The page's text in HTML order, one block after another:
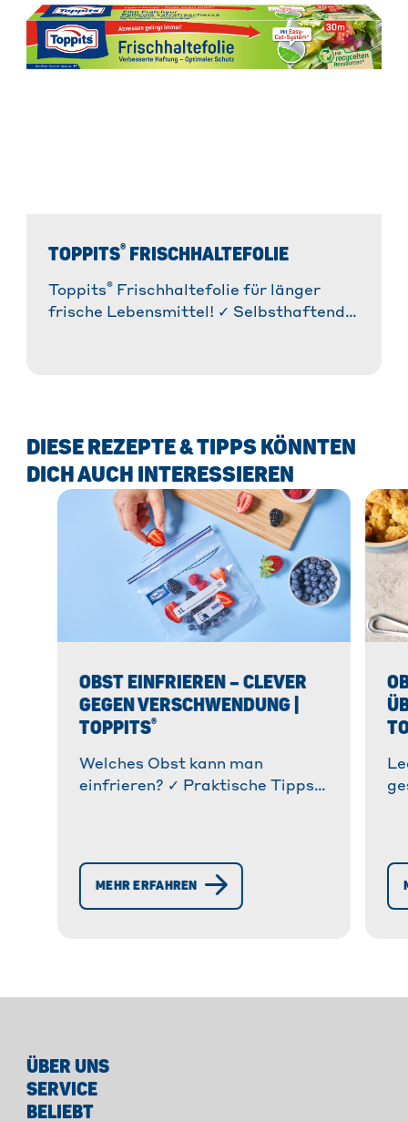
TOPPITS® FRISCHHALTEFOLIE
Toppits® Frischhaltefolie für länger
frische Lebensmittel! ✓ Selbsthaftend &
DIESE REZEPTE & TIPPS KÖNNTEN
DICH AUCH INTERESSIEREN
OBST EINFRIEREN – CLEVER
GEGEN VERSCHWENDUNG |
TOPPITS®
Welches Obst kann man
einfrieren? ✓ Praktische Tipps
Jetzt richtig einfrieren!
MEHR ERFAHREN
ÜBER UNS
SERVICE
BELIEBT